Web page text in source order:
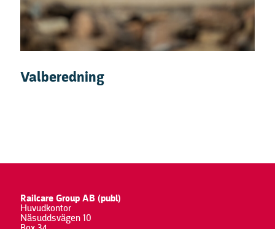
Valberedning
Railcare Group AB (publ)
Huvudkontor
Näsuddsvägen 10